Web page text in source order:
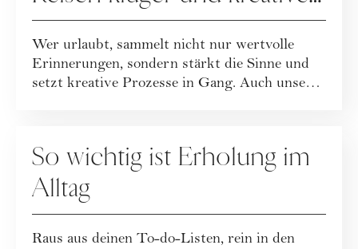
machen
Wer urlaubt, sammelt nicht nur wertvolle
Erinnerungen, sondern stärkt die Sinne und
setzt kreative Prozesse in Gang. Auch unser
So wichtig ist Erholung im
Alltag
Raus aus deinen To-do-Listen, rein in den